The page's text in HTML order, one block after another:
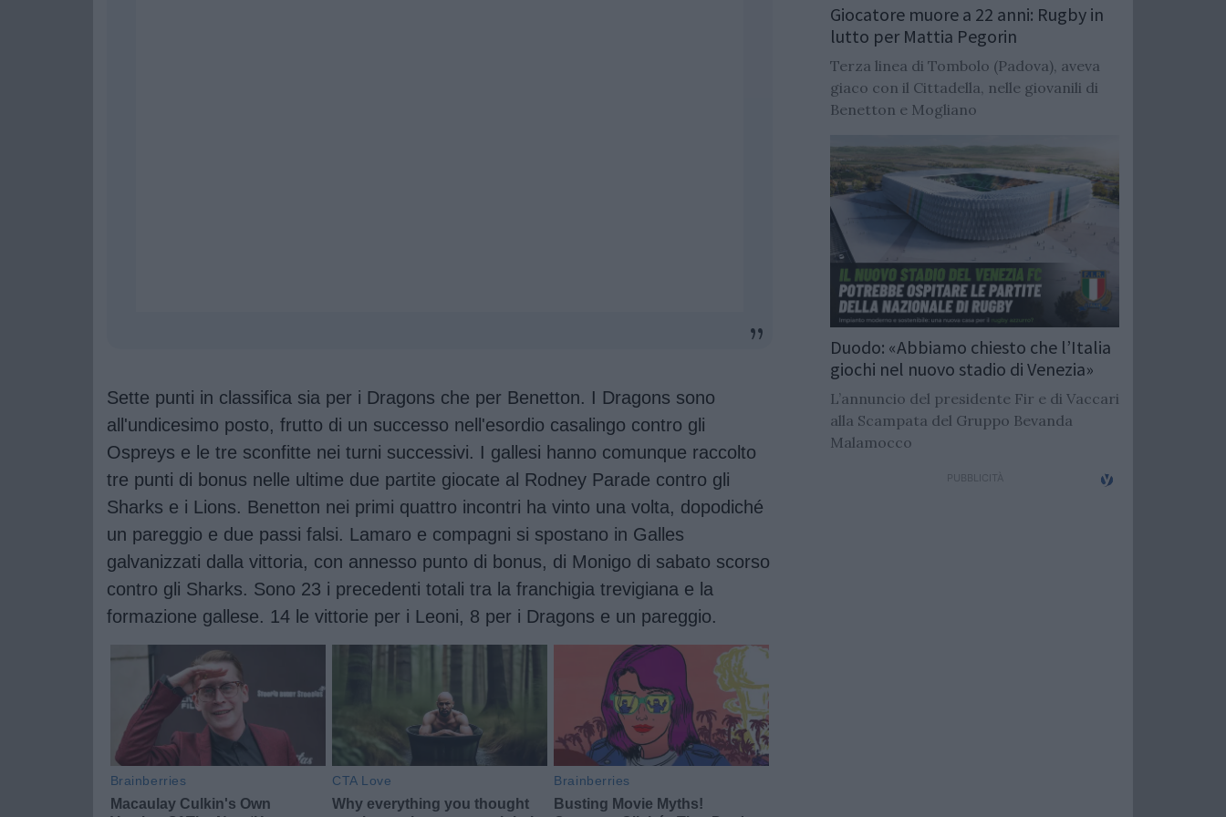
Sette punti in classifica sia per i Dragons che per Benetton. I Dragons sono
all'undicesimo posto, frutto di un successo nell'esordio casalingo contro gli
Ospreys e le tre sconfitte nei turni successivi. I gallesi hanno comunque raccolto
tre punti di bonus nelle ultime due partite giocate al Rodney Parade contro gli
Sharks e i Lions. Benetton nei primi quattro incontri ha vinto una volta, dopodiché
un pareggio e due passi falsi. Lamaro e compagni si spostano in Galles
galvanizzati dalla vittoria, con annesso punto di bonus, di Monigo di sabato scorso
contro gli Sharks. Sono 23 i precedenti totali tra la franchigia trevigiana e la
formazione gallese. 14 le vittorie per i Leoni, 8 per i Dragons e un pareggio.
Giocatore muore a 22 anni: Rugby in
lutto per Mattia Pegorin
Terza linea di Tombolo (Padova), aveva
giaco con il Cittadella, nelle giovanili di
Benetton e Mogliano
Duodo: «Abbiamo chiesto che l’Italia
giochi nel nuovo stadio di Venezia»
L’annuncio del presidente Fir e di Vaccari
alla Scampata del Gruppo Bevanda
Malamocco